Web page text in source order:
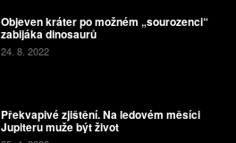
Objeven kráter po možném „sourozenci“
zabijáka dinosaurů
24. 8. 2022
Překvapivé zjištění. Na ledovém měsíci
Jupiteru muže být život